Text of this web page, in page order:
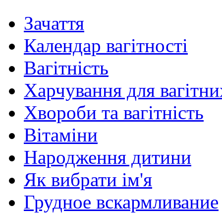
Зачаття
Календар вагітності
Вагітність
Харчування для
Хвороби та вагітність
Вітаміни
Народження дитини
Як вибрати ім'я
Грудное вскармливание